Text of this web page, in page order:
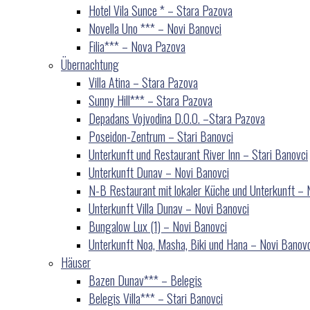
Hotel Vila Sunce * – Stara Pazova
Novella Uno *** – Novi Banovci
Filia*** – Nova Pazova
Übernachtung
Villa Atina – Stara Pazova
Sunny Hill*** – Stara Pazova
Depadans Vojvodina D.O.O. –Stara Pazova
Poseidon-Zentrum – Stari Banovci
Unterkunft und Restaurant River Inn – Stari Banovci
Unterkunft Dunav – Novi Banovci
N-B Restaurant mit lokaler Küche und Unterkunft –
Unterkunft Villa Dunav – Novi Banovci
Bungalow Lux (1) – Novi Banovci
Unterkunft Noa, Masha, Biki und Hana – Novi
Häuser
Bazen Dunav*** – Belegis
Belegis Villa*** – Stari Banovci